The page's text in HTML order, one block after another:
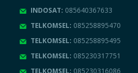
INDOSAT: 085640367633
TELKOMSEL: 085258895470
TELKOMSEL: 085258895495
TELKOMSEL: 085230317751
TELKOMSEL: 085230316086